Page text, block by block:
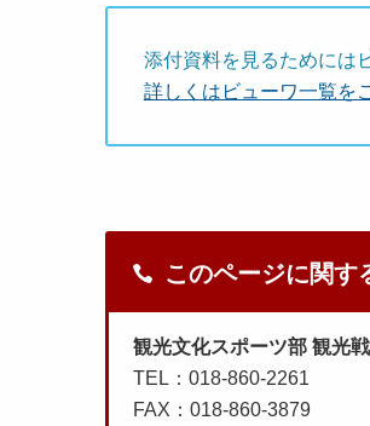
添付資料を見るためには
詳しくはビューワ一覧を
このページに関す
観光文化スポーツ部 観光
TEL：018-860-2261
FAX：018-860-3879